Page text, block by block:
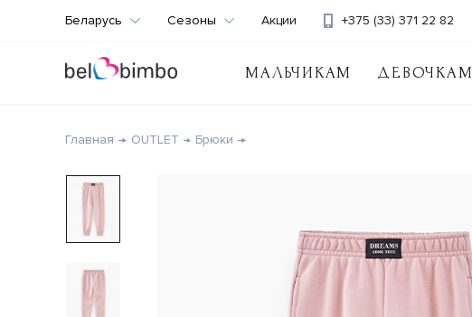
МАЛЬЧИКАМ ДЕВОЧКАМ
+375 (33) 371 22 82
Беларусь Сезоны Акции
Главная OUTLET Брюки